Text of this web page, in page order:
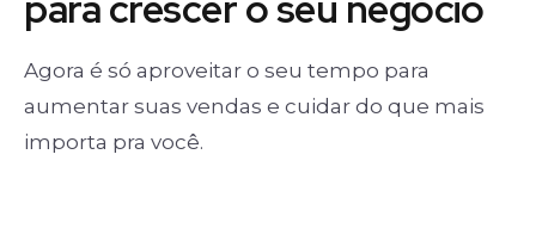
Agora é só aproveitar o seu tempo para
aumentar suas vendas e cuidar do que mais
importa pra você.